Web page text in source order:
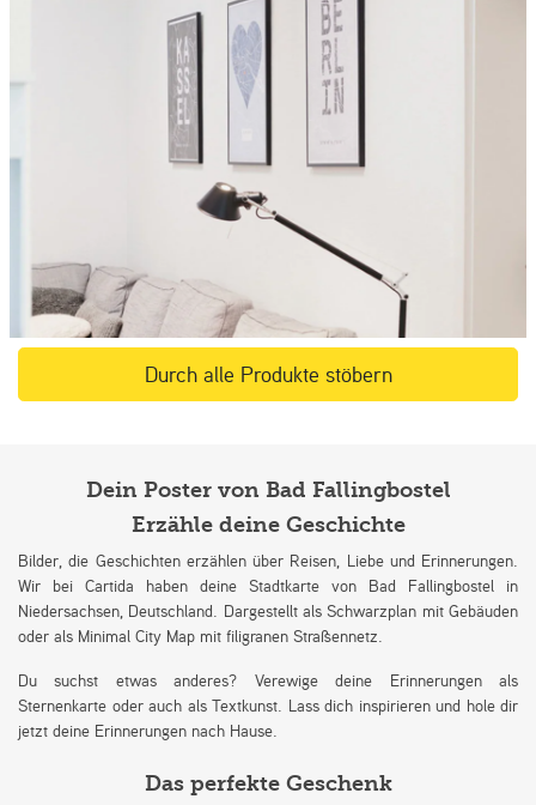
Durch alle Produkte stöbern
Dein Poster von Bad Fallingbostel
Erzähle deine Geschichte
Bilder, die Geschichten erzählen über Reisen, Liebe und Erinnerungen.
Wir bei Cartida haben deine Stadtkarte von Bad Fallingbostel in
Niedersachsen, Deutschland. Dargestellt als Schwarzplan mit Gebäuden
oder als Minimal City Map mit filigranen Straßennetz.
Du suchst etwas anderes? Verewige deine Erinnerungen als
Sternenkarte oder auch als Textkunst. Lass dich inspirieren und hole dir
jetzt deine Erinnerungen nach Hause.
Das perfekte Geschenk